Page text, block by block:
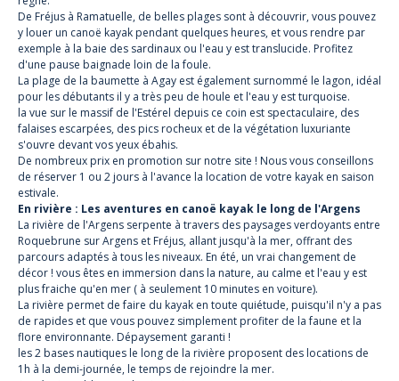
De Fréjus à Ramatuelle, de belles plages sont à découvrir, vous pouvez
y louer un canoë kayak pendant quelques heures, et vous rendre par
exemple à la baie des sardinaux ou l'eau y est translucide. Profitez
d'une pause baignade loin de la foule.
La plage de la baumette à Agay est également surnommé le lagon, idéal
pour les débutants il y a très peu de houle et l'eau y est turquoise.
la vue sur le massif de l'Estérel depuis ce coin est spectaculaire, des
falaises escarpées, des pics rocheux et de la végétation luxuriante
s'ouvre devant vos yeux ébahis.
De nombreux prix en promotion sur notre site ! Nous vous conseillons
de réserver 1 ou 2 jours à l'avance la location de votre kayak en saison
estivale.
En rivière : Les aventures en canoë kayak le long de l'Argens
La rivière de l'Argens serpente à travers des paysages verdoyants entre
Roquebrune sur Argens et Fréjus, allant jusqu'à la mer, offrant des
parcours adaptés à tous les niveaux. En été, un vrai changement de
décor ! vous êtes en immersion dans la nature, au calme et l'eau y est
plus fraiche qu'en mer ( à seulement 10 minutes en voiture).
La rivière permet de faire du kayak en toute quiétude, puisqu'il n'y a pas
de rapides et que vous pouvez simplement profiter de la faune et la
flore environnante. Dépaysement garanti !
les 2 bases nautiques le long de la rivière proposent des locations de
1h à la demi-journée, le temps de rejoindre la mer.